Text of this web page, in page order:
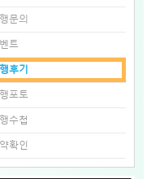
문의
트
후기
포토
수첩
확인